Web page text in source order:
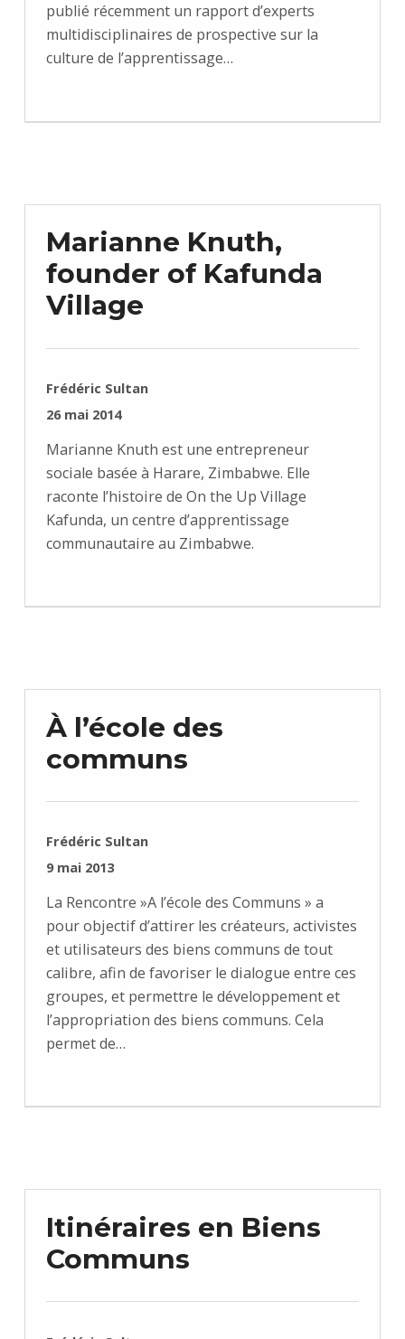
publié récemment un rapport d’experts
multidisciplinaires de prospective sur la
culture de l’apprentissage…
Marianne Knuth,
founder of Kafunda
Village
RÉDIGÉ PAR :
Frédéric Sultan
PUBLIÉ SUR :
26 mai 2014
Marianne Knuth est une entrepreneur
sociale basée à Harare, Zimbabwe. Elle
raconte l’histoire de On the Up Village
Kafunda, un centre d’apprentissage
communautaire au Zimbabwe.
À l’école des
communs
RÉDIGÉ PAR :
Frédéric Sultan
PUBLIÉ SUR :
9 mai 2013
La Rencontre »A l’école des Communs » a
pour objectif d’attirer les créateurs, activistes
et utilisateurs des biens communs de tout
calibre, afin de favoriser le dialogue entre ces
groupes, et permettre le développement et
l’appropriation des biens communs. Cela
permet de…
Itinéraires en Biens
Communs